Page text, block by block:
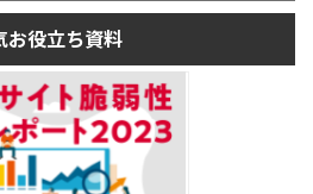
お役立ち資料